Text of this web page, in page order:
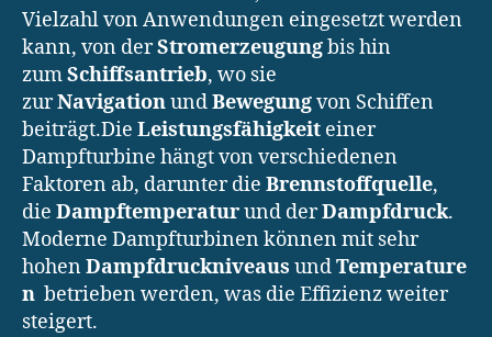
Vielzahl von Anwendungen eingesetzt werden
kann, von derStromerzeugungbis hin
zumSchiffsantrieb, wo sie
zurNavigationundBewegungvon Schiffen
beiträgt.Die Leistungsfähigkeit einer
Dampfturbine hängt von verschiedenen
Faktoren ab, darunter die Brennstoffquelle,
die Dampftemperaturund derDampfdruck.
Moderne Dampfturbinen können mit sehr
hohenDampfdruckniveaus undTemperature
n betrieben werden, was die Effizienz weiter
steigert.